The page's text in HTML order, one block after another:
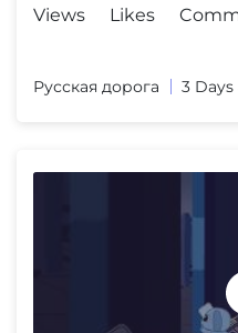
Views
Likes
Русская дорога 3